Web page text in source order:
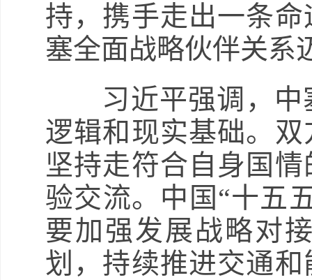
持，携手走出一条
塞全面战略伙伴关系
习近平强调，中
逻辑和现实基础。
坚持走符合自身国
验交流。中国“十五
要加强发展战略对
划，持续推进交通